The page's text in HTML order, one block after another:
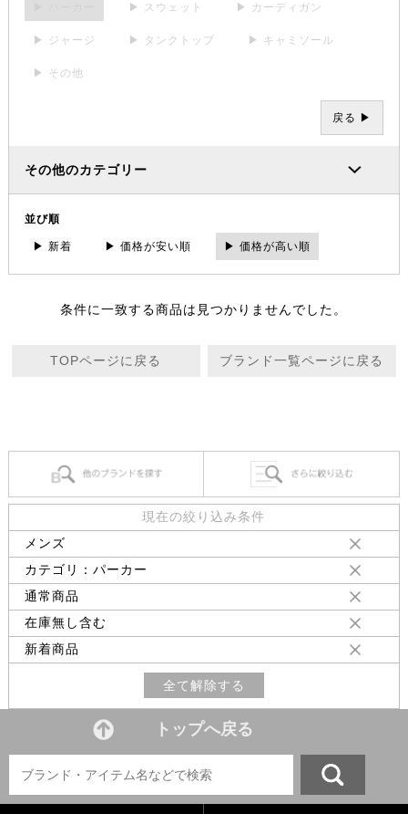
▶ スウェット ▶ カーディガン
▶ ジャージ ▶ タンクトップ ▶ キャミソール
▶ その他
戻る ▶
その他のカテゴリー
並び順
▶ 新着 ▶ 価格が安い順 ▶ 価格が高い順
条件に一致する商品は見つかりませんでした。
TOPページに戻る ブランド一覧ページに戻る
現在の絞り込み条件
メンズ
カテゴリ：パーカー
通常商品
在庫無し含む
新着商品
全て解除する
トップへ戻る